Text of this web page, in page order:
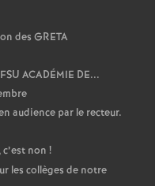
des GRETA
ACADÉMIE DE...
audience par le recteur.
non !
les collèges de notre